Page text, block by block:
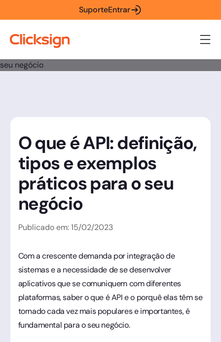
SuporteEntrar
O que é API: definição,
tipos e exemplos
práticos para o seu
negócio
Publicado em: 15/02/2023
Com a crescente demanda por integração de
sistemas e a necessidade de se desenvolver
aplicativos que se comuniquem com diferentes
plataformas, saber o que é API e o porquê elas têm se
tornado cada vez mais populares e importantes, é
fundamental para o seu negócio.